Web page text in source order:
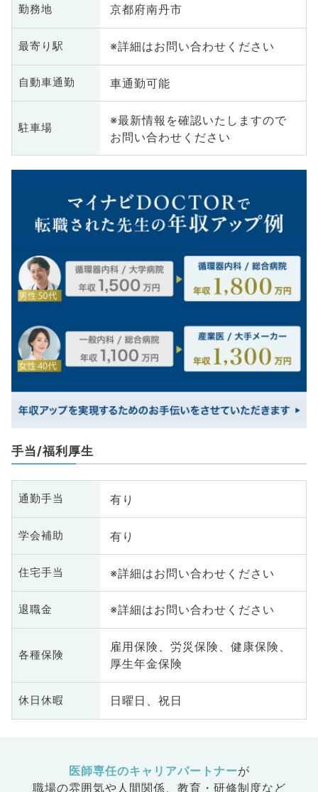
勤務地 京都府南丹市
最寄り駅 ※詳細はお問い合わせください
自動車通勤 車通勤可能
駐車場
※最新情報を確認いたしますので
お問い合わせください
手当/福利厚生
通勤手当 有り
学会補助 有り
住宅手当 ※詳細はお問い合わせください
退職金 ※詳細はお問い合わせください
各種保険
雇用保険、労災保険、健康保険、
厚生年金保険
休日休暇 日曜日、祝日
医師専任のキャリアパートナーが
職場の雰囲気や人間関係、 教育・研修制度など